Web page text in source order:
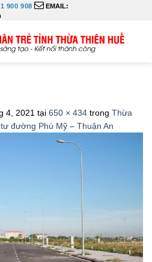
900 908
EMAIL:
4, 2021 tại 650 × 434 trong Thừa
đường Phú Mỹ – Thuận An